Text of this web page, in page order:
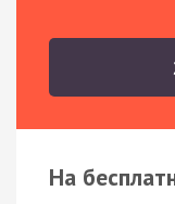
На